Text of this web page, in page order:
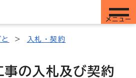
メニュー
入札・契約
の入札及び契約